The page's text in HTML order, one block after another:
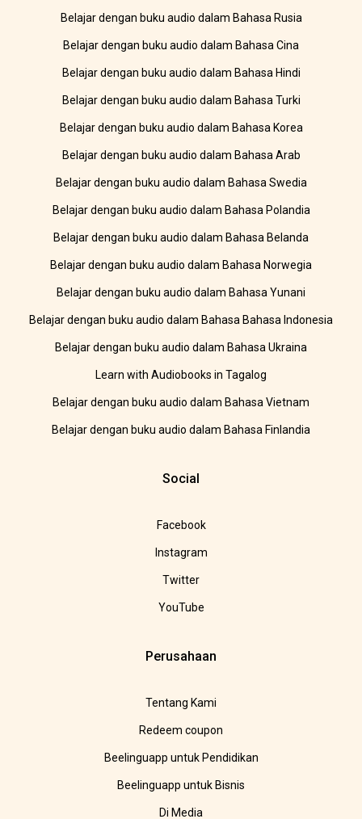
Belajar dengan buku audio dalam Bahasa Rusia
Belajar dengan buku audio dalam Bahasa Cina
Belajar dengan buku audio dalam Bahasa Hindi
Belajar dengan buku audio dalam Bahasa Turki
Belajar dengan buku audio dalam Bahasa Korea
Belajar dengan buku audio dalam Bahasa Arab
Belajar dengan buku audio dalam Bahasa Swedia
Belajar dengan buku audio dalam Bahasa Polandia
Belajar dengan buku audio dalam Bahasa Belanda
Belajar dengan buku audio dalam Bahasa Norwegia
Belajar dengan buku audio dalam Bahasa Yunani
Belajar dengan buku audio dalam Bahasa Bahasa Indonesia
Belajar dengan buku audio dalam Bahasa Ukraina
Learn with Audiobooks in Tagalog
Belajar dengan buku audio dalam Bahasa Vietnam
Belajar dengan buku audio dalam Bahasa Finlandia
Social
Facebook
Instagram
Twitter
YouTube
Perusahaan
Tentang Kami
Redeem coupon
Beelinguapp untuk Pendidikan
Beelinguapp untuk Bisnis
Di Media